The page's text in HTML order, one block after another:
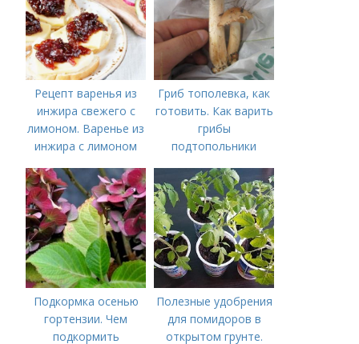
внесения в почву
Рецепт варенья из
инжира свежего с
лимоном. Варенье из
инжира с лимоном
Гриб тополевка, как
готовить. Как варить
грибы
подтопольники
Подкормка осенью
гортензии. Чем
подкормить
Полезные удобрения
для помидоров в
открытом грунте.